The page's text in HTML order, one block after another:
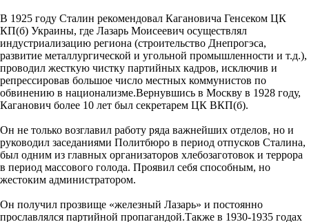
В 1925 году Сталин рекомендовал Кагановича Генсеком ЦК
КП(б) Украины, где Лазарь Моисеевич осуществлял
индустриализацию региона (строительство Днепрогэса,
развитие металлургической и угольной промышленности и т.д.),
проводил жесткую чистку партийных кадров, исключив и
репрессировав большое число местных коммунистов по
обвинению в национализме.Вернувшись в Москву в 1928 году,
Каганович более 10 лет был секретарем ЦК ВКП(б).
Он не только возглавил работу ряда важнейших отделов, но и
руководил заседаниями Политбюро в период отпусков Сталина,
был одним из главных организаторов хлебозаготовок и террора
в период массового голода. Проявил себя способным, но
жестоким администратором.
Он получил прозвище «железный Лазарь» и постоянно
прославлялся партийной пропагандой.Также в 1930-1935 годах